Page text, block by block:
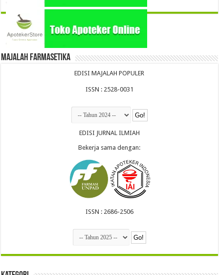
Majalah Farmasetika
EDISI MAJALAH POPULER
ISSN : 2528-0031
EDISI JURNAL ILMIAH
Bekerja sama dengan:
ISSN : 2686-2506